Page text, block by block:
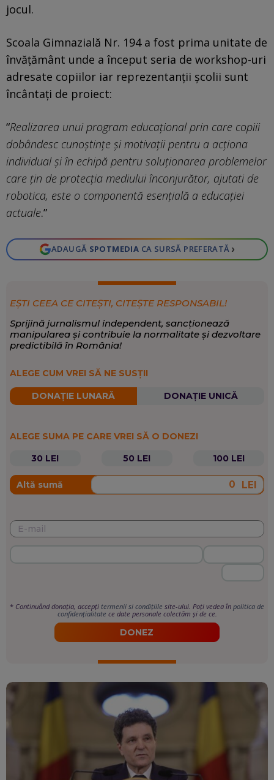
jocul.
Scoala Gimnazială Nr. 194 a fost prima unitate de
învățământ unde a început seria de workshop-uri
adresate copiilor iar reprezentanții școlii sunt
încântați de proiect:
“Realizarea unui program educațional prin care copiii
dobândesc cunoştinţe şi motivaţii pentru a acţiona
individual şi în echipă pentru soluţionarea problemelor
care ţin de protecţia mediului înconjurător, ajutati de
robotica, este o componentă esențială a educației
actuale.”
ADAUGĂ SPOTMEDIA CA SURSĂ PREFERATĂ ›
EȘTI CEEA CE CITEȘTI, CITEȘTE RESPONSABIL!
Sprijină jurnalismul independent, sancționează
manipularea și contribuie la normalitate și dezvoltare
predictibilă în România!
ALEGE CUM VREI SĂ NE SUSȚII
DONAȚIE LUNARĂ DONAȚIE UNICĂ
ALEGE SUMA PE CARE VREI SĂ O DONEZI
30 LEI
50 LEI 100 LEI
Altă sumă LEI
* Continuând donația, accepți termenii si condițiile site-ului. Poți vedea în politica de
confidențialitate ce date personale colectăm și de ce.
DONEZ